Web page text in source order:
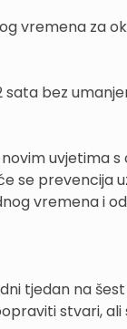
vremena za
sata bez
uvjetima
se prevencija
vremena i
tjedan na
stvari,